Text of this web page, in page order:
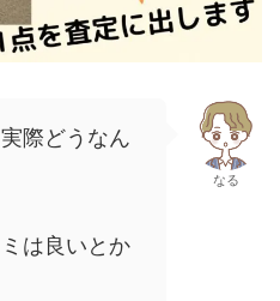
際どうなん
は良いとか
なる